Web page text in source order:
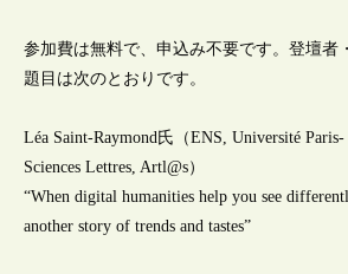
参加費は無料で、申込み不要です。登壇者・
題目は次のとおりです。
Léa Saint-Raymond氏（ENS, Université Paris-
Sciences Lettres, Artl@s）
“When digital humanities help you see
another story of trends and tastes”